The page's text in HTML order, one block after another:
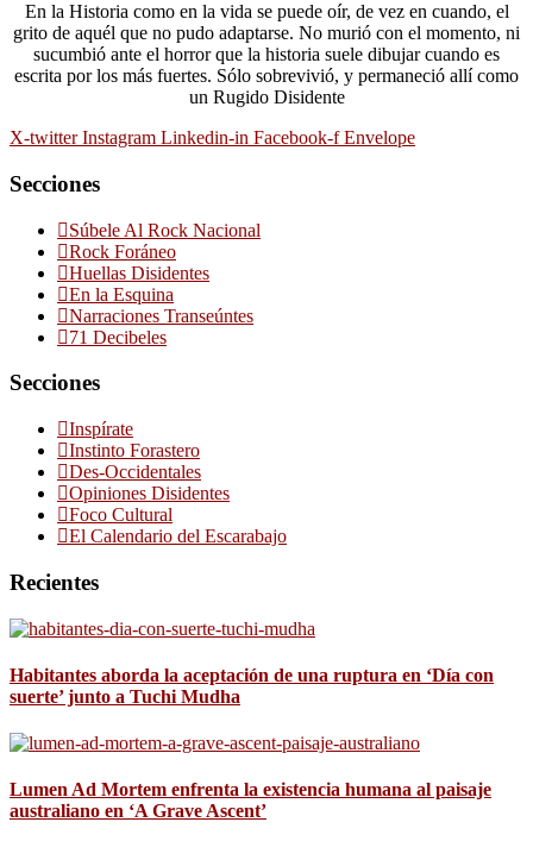
En la Historia como en la vida se puede oír, de vez en cuando, el
grito de aquél que no pudo adaptarse. No murió con el momento, ni
sucumbió ante el horror que la historia suele dibujar cuando es
escrita por los más fuertes. Sólo sobrevivió, y permaneció allí como
un Rugido Disidente
X-twitter Instagram Linkedin-in Facebook-f Envelope
Secciones
Súbele Al Rock Nacional
Rock Foráneo
Huellas Disidentes
En la Esquina
Narraciones Transeúntes
71 Decibeles
Secciones
Inspírate
Instinto Forastero
Des-Occidentales
Opiniones Disidentes
Foco Cultural
El Calendario del Escarabajo
Recientes
Habitantes aborda la aceptación de una ruptura en ‘Día con
suerte’ junto a Tuchi Mudha
Lumen Ad Mortem enfrenta la existencia humana al paisaje
australiano en ‘A Grave Ascent’